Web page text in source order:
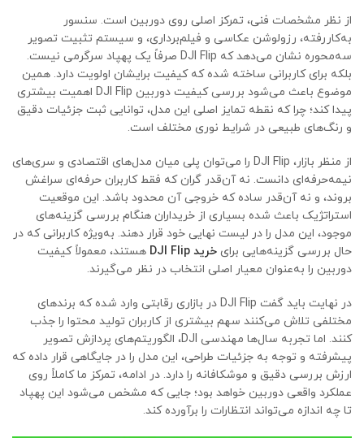
از نظر مشخصات فنی، تمرکز اصلی روی دوربین است. سنسور
به‌کاررفته، رزولوشن عکاسی و فیلم‌برداری، و سیستم تثبیت تصویر
سه‌محوره نشان می‌دهد که DJI Flip صرفاً یک پهپاد سرگرمی نیست.
بلکه برای کاربرانی ساخته شده که کیفیت برایشان اولویت دارد. همین
موضوع باعث می‌شود بررسی کیفیت دوربین DJI Flip اهمیت بیشتری
پیدا کند؛ چرا که نقطه تمایز اصلی این مدل، توانایی ثبت جزئیات دقیق
و رنگ‌های طبیعی در شرایط نوری مختلف است.
از منظر بازار، DJI Flip را می‌توان پلی میان مدل‌های اقتصادی و سری‌های
نیمه‌حرفه‌ای دانست. نه آن‌قدر گران که فقط کاربران حرفه‌ای سراغش
بروند، و نه آن‌قدر ساده که خروجی آن محدود باشد. این موقعیت
استراتژیک باعث شده بسیاری از خریداران هنگام بررسی گزینه‌های
موجود، این مدل را در لیست نهایی خود قرار دهند. به‌ویژه کاربرانی که در
حال بررسی گزینه‌هایی برای خرید DJI Flip
هستند، معمولاً کیفیت
دوربین را به‌عنوان معیار اصلی انتخاب در نظر می‌گیرند.
در نهایت باید گفت DJI Flip در بازاری رقابتی وارد شده که برندهای
مختلفی تلاش می‌کنند سهم بیشتری از کاربران تولید محتوا را جذب
کنند. اما تجربه سال‌ها مهندسی DJI، الگوریتم‌های پردازش تصویر
پیشرفته و توجه به جزئیات طراحی، این مدل را در جایگاهی قرار داده که
ارزش بررسی دقیق و موشکافانه را دارد. در ادامه، تمرکز ما کاملاً روی
عملکرد واقعی دوربین خواهد بود؛ جایی که مشخص می‌شود این پهپاد
تا چه اندازه می‌تواند انتظارات را برآورده کند.